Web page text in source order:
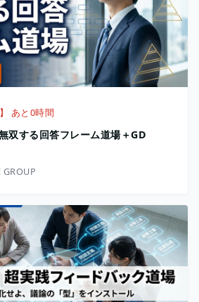
あと0時間
双する回答フレーム道場＋GD